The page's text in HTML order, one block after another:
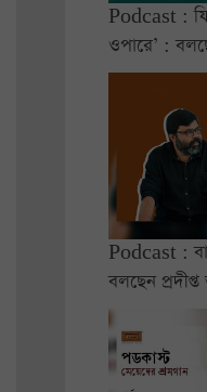
Podcast :
ওপারে’ :
Podcast :
বলছেন প্রদীপ্ত